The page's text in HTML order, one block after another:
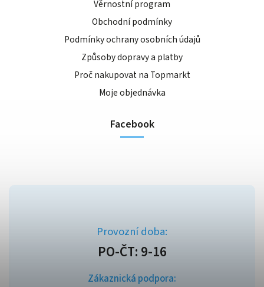
Zákaznická podpora:
Věrnostní program
Obchodní podmínky
Podmínky ochrany osobních údajů
Způsoby dopravy a platby
Proč nakupovat na Topmarkt
Moje objednávka
Facebook